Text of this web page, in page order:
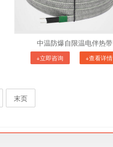
中温防爆自限温电伴热带
+立即咨询 +查看详情
末页